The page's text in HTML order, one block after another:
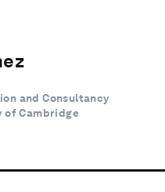
and Consultancy
of Cambridge